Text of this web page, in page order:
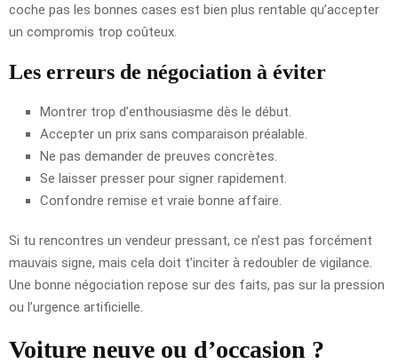
coche pas les bonnes cases est bien plus rentable qu’accepter
un compromis trop coûteux.
Les erreurs de négociation à éviter
Montrer trop d’enthousiasme dès le début.
Accepter un prix sans comparaison préalable.
Ne pas demander de preuves concrètes.
Se laisser presser pour signer rapidement.
Confondre remise et vraie bonne affaire.
Si tu rencontres un vendeur pressant, ce n’est pas forcément
mauvais signe, mais cela doit t’inciter à redoubler de vigilance.
Une bonne négociation repose sur des faits, pas sur la pression
ou l’urgence artificielle.
Voiture neuve ou d’occasion ?